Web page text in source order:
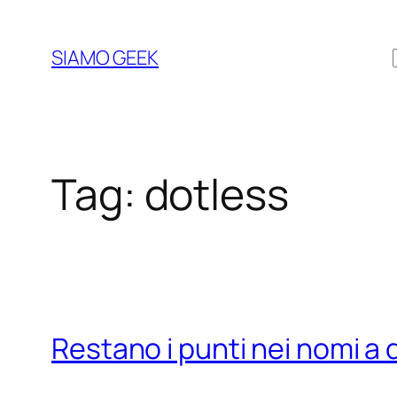
contenuto
SIAMO GEEK
Tag: dotless
Restano i punti nei nomi a